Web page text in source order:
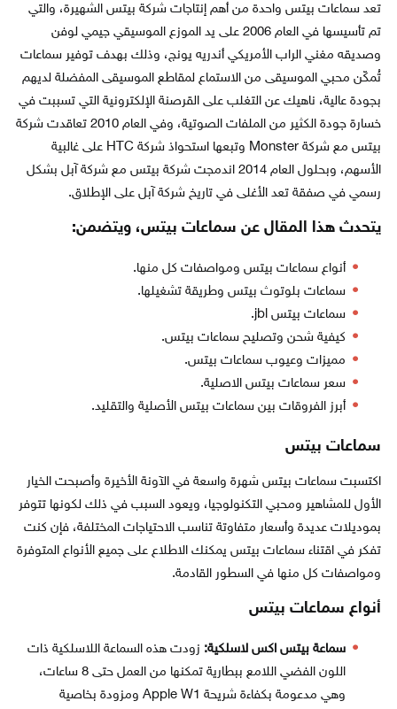
تعد سماعات بيتس واحدة من أهم إنتاجات شركة بيتس الشهيرة، والتي
تم تأسيسها في العام 2006 على يد الموزع الموسيقي جيمي لوفن
وصديقه مغني الراب الأمريكي أندريه يونج، وذلك بهدف توفير سماعات
تُمكّن محبي الموسيقى من الاستماع لمقاطع الموسيقى المفضلة لديهم
بجودة عالية، ناهيك عن التغلب على القرصنة الإلكترونية التي تسببت في
خسارة جودة الكثير من الملفات الصوتية، وفي العام 2010 تعاقدت شركة
بيتس مع شركة Monster وتبعها استحواذ شركة HTC على غالبية
الأسهم، وبحلول العام 2014 اندمجت شركة بيتس مع شركة آبل بشكل
رسمي في صفقة تعد الأغلى في تاريخ شركة آبل على الإطلاق.
يتحدث هذا المقال عن سماعات بيتس، ويتضمن:
أنواع سماعات بيتس ومواصفات كل منها.
سماعات بلوتوث بيتس وطريقة تشغيلها.
سماعات بيتس jbl.
كيفية شحن وتصليح سماعات بيتس.
مميزات وعيوب سماعات بيتس.
سعر سماعات بيتس الاصلية.
أبرز الفروقات بين سماعات بيتس الأصلية والتقليد.
سماعات بيتس
اكتسبت سماعات بيتس شهرة واسعة في الآونة الأخيرة وأصبحت الخيار
الأول للمشاهير ومحبي التكنولوجيا، ويعود السبب في ذلك لكونها تتوفر
بموديلات عديدة وأسعار متفاوتة تناسب الاحتياجات المختلفة، فإن كنت
تفكر في اقتناء سماعات بيتس يمكنك الاطلاع على جميع الأنواع المتوفرة
ومواصفات كل منها في السطور القادمة.
أنواع سماعات بيتس
سماعة بيتس اكس لاسلكية: زودت هذه السماعة اللاسلكية ذات
اللون الفضي اللامع ببطارية تمكنها من العمل حتى 8 ساعات،
وهي مدعومة بكفاءة شريحة Apple W1 ومزودة بخاصية